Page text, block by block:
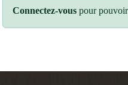
Connectez-vous pour